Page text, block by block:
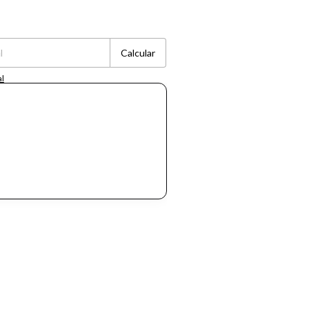
Calcular